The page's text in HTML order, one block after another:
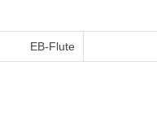
EB-Flute